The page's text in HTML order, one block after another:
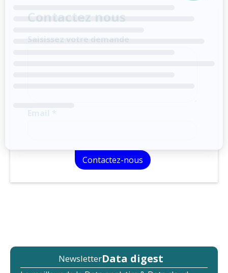
Contactez nous
Saisissez votre demande
NewsletterData digest